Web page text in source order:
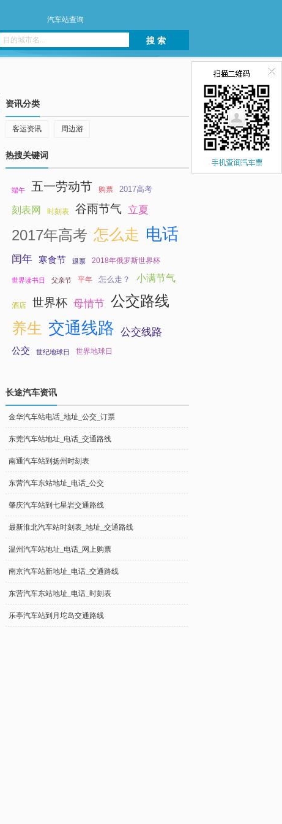
汽车站查询
搜 索
资讯分类
客运资讯 周边游
热搜关键词
端午 五一劳动节 购票 2017高考
刻表网 时刻表 谷雨节气 立夏
2017年高考 怎么走 电话
闰年 寒食节 退票 2018年俄罗斯世界杯
世界读书日 父亲节 平年 怎么走？ 小满节气
酒店 世界杯 母情节 公交路线
养生 交通线路 公交线路
公交 世纪地球日 世界地球日
长途汽车资讯
金华汽车站电话_地址_公交_订票
东莞汽车站地址_电话_交通路线
南通汽车站到扬州时刻表
东营汽车东站地址_电话_公交
肇庆汽车站到七星岩交通路线
最新淮北汽车站时刻表_地址_交通路线
温州汽车站地址_电话_网上购票
南京汽车站新地址_电话_交通路线
东营汽车东站地址_电话_时刻表
乐亭汽车站到月坨岛交通路线